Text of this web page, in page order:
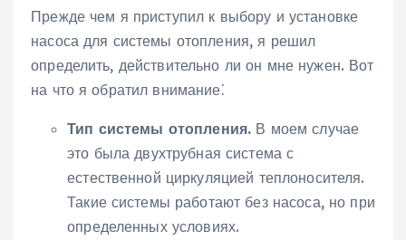
Прежде чем я приступил к выбору и установке
насоса для системы отопления, я решил
определить, действительно ли он мне нужен. Вот
на что я обратил внимание⁚
Тип системы отопления. В моем случае
это была двухтрубная система с
естественной циркуляцией теплоносителя.
Такие системы работают без насоса, но при
определенных условиях.